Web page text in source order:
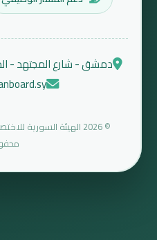
دمشق - شارع المجتهد -
© 2026 الهيئة السورية